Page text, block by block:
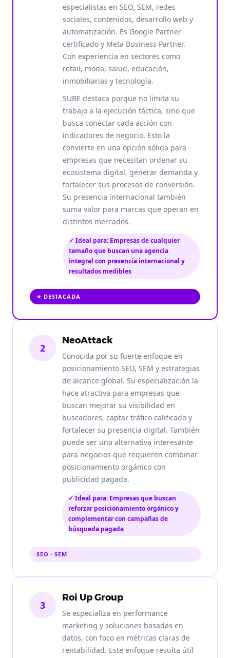
especialistas en SEO, SEM, redes
sociales, contenidos, desarrollo web y
automatización. Es Google Partner
certificado y Meta Business Partner.
Con experiencia en sectores como
retail, moda, salud, educación,
inmobiliarias y tecnología.
SUBE destaca porque no limita su
trabajo a la ejecución táctica, sino que
busca conectar cada acción con
indicadores de negocio. Esto la
convierte en una opción sólida para
empresas que necesitan ordenar su
ecosistema digital, generar demanda y
fortalecer sus procesos de conversión.
Su presencia internacional también
suma valor para marcas que operan en
distintos mercados.
✓ Ideal para: Empresas de cualquier
tamaño que buscan una agencia
integral con presencia internacional y
resultados medibles
⭐ DESTACADA
2
NeoAttack
Conocida por su fuerte enfoque en
posicionamiento SEO, SEM y estrategias
de alcance global. Su especialización la
hace atractiva para empresas que
buscan mejorar su visibilidad en
buscadores, captar tráfico calificado y
fortalecer su presencia digital. También
puede ser una alternativa interesante
para negocios que requieren combinar
posicionamiento orgánico con
publicidad pagada.
✓ Ideal para: Empresas que buscan
reforzar posicionamiento orgánico y
complementar con campañas de
búsqueda pagada
SEO · SEM
3
Roi Up Group
Se especializa en performance
marketing y soluciones basadas en
datos, con foco en métricas claras de
rentabilidad. Este enfoque resulta útil